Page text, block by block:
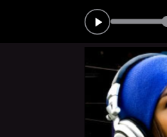
GONÇALVES das 10:00 às 13:00